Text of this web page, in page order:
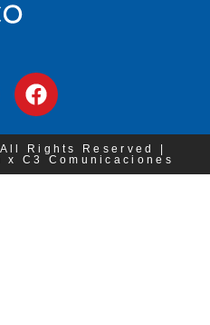
Rights Reserved |
x C3 Comunicaciones